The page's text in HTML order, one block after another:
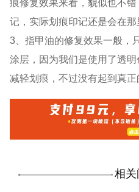
痕修复效果来看，貌似也不
记，实际划痕印记还是会在那
3、指甲油的修复效果一般，
涂层，因为我们是使用了透
减轻划痕，不过没有起到真正
相关